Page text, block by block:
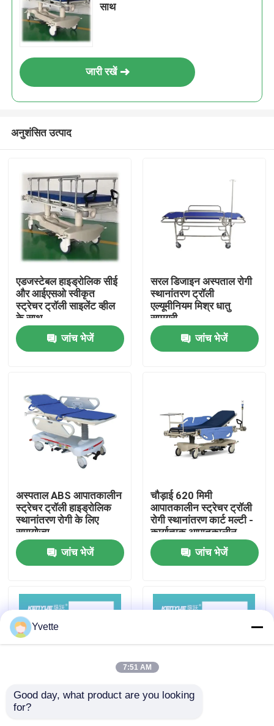
उत्पादों
हमारे बारे में
गुणवत्ता नियंत्रण
हमसे संपर्क करें
समाचार
मामले
साथ
जारी रखें
अनुशंसित उत्पाद
एडजस्टेबल हाइड्रोलिक सीई
और आईएसओ स्वीकृत
स्ट्रेचर ट्रॉली साइलेंट व्हील
के साथ
जांच भेजें
सरल डिजाइन अस्पताल रोगी
स्थानांतरण ट्रॉली
एल्यूमीनियम मिश्र धातु
सामग्री
जांच भेजें
अस्पताल ABS आपातकालीन
स्ट्रेचर ट्रॉली हाइड्रोलिक
स्थानांतरण रोगी के लिए
समायोज्य
जांच भेजें
चौड़ाई 620 मिमी
आपातकालीन स्ट्रेचर ट्रॉली
रोगी स्थानांतरण कार्ट मल्टी -
कार्यात्मक आपातकालीन
चिकित्सा ट्रॉली
जांच भेजें
एबीएस हैंड्रिल यांत्रिक क्रैंक
Yvette
7:51 AM
Good day, what product are you looking
for?